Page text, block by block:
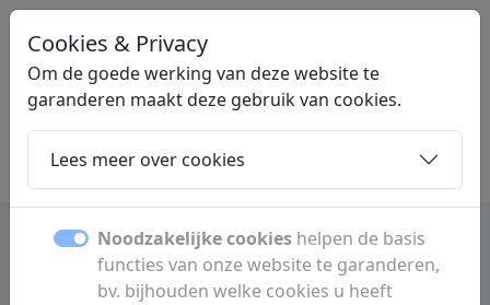
LINKPLEK.NL
Home Dochters Contact
Gsm abonnementen
Cookies & Privacy
Om de goede werking van deze website te
garanderen maakt deze gebruik van cookies.
Lees meer over cookies
Noodzakelijke cookies helpen de basis
functies van onze website te garanderen,
bv. bijhouden welke cookies u heeft